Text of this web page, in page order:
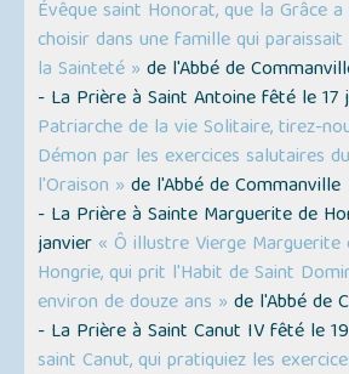
Évêque saint Honorat, que la Grâce
choisir dans une famille qui
la Sainteté » de l'Abbé de
- La Prière à Saint Antoine fêté le 17
Patriarche de la vie Solitaire, tirez-
Démon par les exercices salutaires
l'Oraison » de l'Abbé de Commanville
- La Prière à Sainte Marguerite de
janvier « Ô illustre Vierge Marguerite
Hongrie, qui prit l'Habit de Saint
environ de douze ans » de l'Abbé de
- La Prière à Saint Canut IV fêté le
saint Canut, qui pratiquiez les